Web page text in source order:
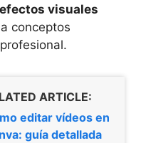
visuales
conceptos
ARTICLE:
editar vídeos en
guía detallada